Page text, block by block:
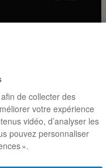
de collecter des
votre expérience
vidéo, d’analyser les
pouvez personnaliser
».